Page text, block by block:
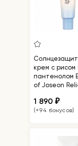
крем с рисом
пантенолом
of Joseon
1 890₽
(+94 бонусов)